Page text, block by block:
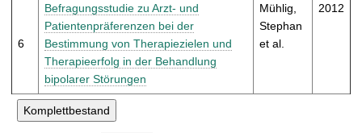
6
Befragungsstudie zu Arzt- und
Patientenpräferenzen bei der
Bestimmung von Therapiezielen und
Therapieerfolg in der Behandlung
bipolarer Störungen
Mühlig,
Stephan
et al.
2012